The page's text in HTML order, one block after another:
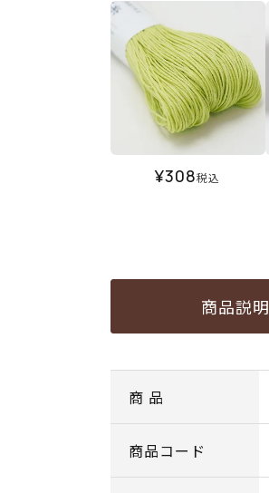
¥308税込
商品説明
商 品
商品コード